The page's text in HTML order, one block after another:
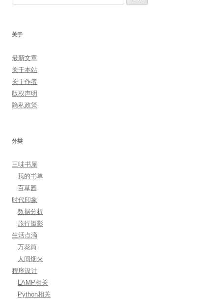
关于
最新文章
关于本站
关于作者
版权声明
隐私政策
分类
三味书屋
我的书单
百草园
时代印象
数据分析
旅行摄影
生活点滴
万花筒
人间烟火
程序设计
LAMP相关
Python相关